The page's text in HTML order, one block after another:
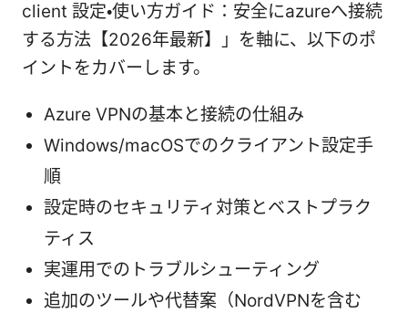
client 設定・使い方ガイド：安全にazureへ接続
する方法【2026年最新】」を軸に、以下のポ
イントをカバーします。
Azure VPNの基本と接続の仕組み
Windows/macOSでのクライアント設定手
順
設定時のセキュリティ対策とベストプラク
ティス
実運用でのトラブルシューティング
追加のツールや代替案（NordVPNを含む